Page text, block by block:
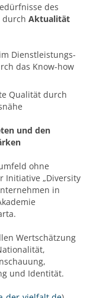
des
durch Aktualität
Dienstleistungs-
das Know-how
Qualität durch
und den
ohne
Initiative „Diversity
in
Wertschätzung
und Identität.